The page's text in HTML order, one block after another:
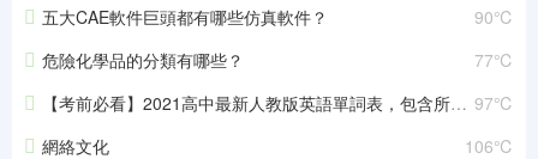
90℃
五大CAE軟件巨頭都有哪些仿真軟件？
77℃
危險化學品的分類有哪些？
97℃
【考前必看】2021高中最新人教版英語單詞表，包含所有必修！
106℃
網絡文化